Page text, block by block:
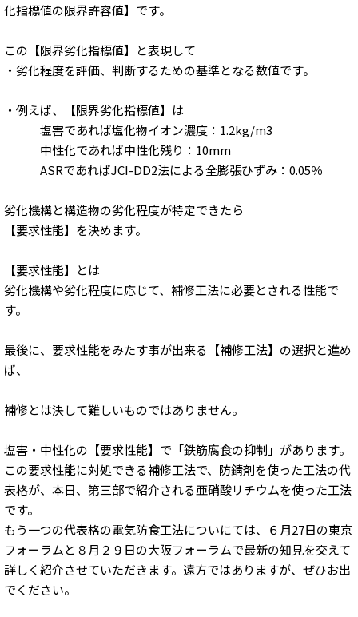
化指標値の限界許容値】です。
この【限界劣化指標値】と表現して
・劣化程度を評価、判断するための基準となる数値です。
・例えば、【限界劣化指標値】は
塩害であれば塩化物イオン濃度：1.2kg/m3
中性化であれば中性化残り：10mm
ASRであればJCI-DD2法による全膨張ひずみ：0.05％
劣化機構と構造物の劣化程度が特定できたら
【要求性能】を決めます。
【要求性能】とは
劣化機構や劣化程度に応じて、補修工法に必要とされる性能で
す。
最後に、要求性能をみたす事が出来る【補修工法】の選択と進め
ば、
補修とは決して難しいものではありません。
塩害・中性化の【要求性能】で「鉄筋腐食の抑制」があります。
この要求性能に対処できる補修工法で、防錆剤を使った工法の代
表格が、本日、第三部で紹介される亜硝酸リチウムを使った工法
です。
もう一つの代表格の電気防食工法についにては、６月27日の東京
フォーラムと８月２９日の大阪フォーラムで最新の知見を交えて
詳しく紹介させていただきます。遠方ではありますが、ぜひお出
でください。